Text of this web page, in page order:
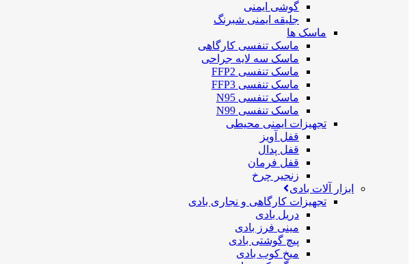
گوشی ایمنی
جلیقه ایمنی شبرنگ
ماسک ها
ماسک تنفسی کارگاهی
ماسک سه لایه جراحی
ماسک تنفسی FFP2
ماسک تنفسی FFP3
ماسک تنفسی N95
ماسک تنفسی N99
تجهیزات ایمنی محیطی
قفل آویز
قفل پدال
قفل فرمان
زنجیر چرخ
ابزار آلات بادی
تجهیزات کارگاهی و نجاری بادی
دریل بادی
مینی فرز بادی
پیچ گوشتی بادی
میخ کوب بادی